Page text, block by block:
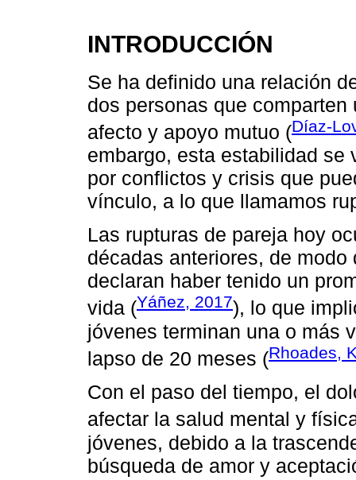
INTRODUCCIÓN
Se ha definido una relación
dos personas que
afecto y apoyo mutuo (Díaz-
embargo, esta estabilidad se
por conflictos y crisis que
vínculo, a lo que llamamos
Las rupturas de pareja hoy
décadas anteriores, de
declaran haber tenido un
vida (Yáñez, 2017), lo que
jóvenes terminan una o más
lapso de 20 meses (Rhoades,
Con el paso del tiempo, el
afectar la salud mental y
jóvenes, debido a la
búsqueda de amor y